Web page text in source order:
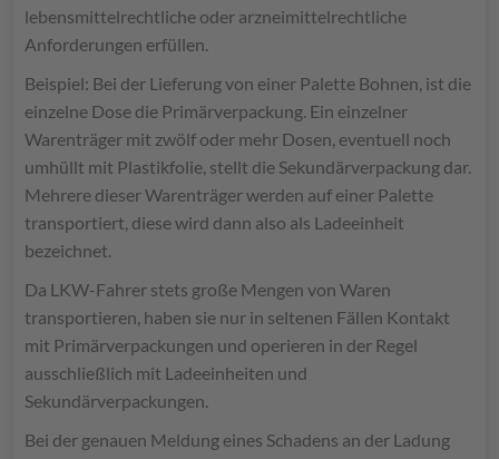
lebensmittelrechtliche oder arzneimittelrechtliche
Anforderungen erfüllen.
Beispiel: Bei der Lieferung von einer Palette Bohnen, ist die
einzelne Dose die Primärverpackung. Ein einzelner
Warenträger mit zwölf oder mehr Dosen, eventuell noch
umhüllt mit Plastikfolie, stellt die Sekundärverpackung dar.
Mehrere dieser Warenträger werden auf einer Palette
transportiert, diese wird dann also als Ladeeinheit
bezeichnet.
Da LKW-Fahrer stets große Mengen von Waren
transportieren, haben sie nur in seltenen Fällen Kontakt
mit Primärverpackungen und operieren in der Regel
ausschließlich mit Ladeeinheiten und
Sekundärverpackungen.
Bei der genauen Meldung eines Schadens an der Ladung